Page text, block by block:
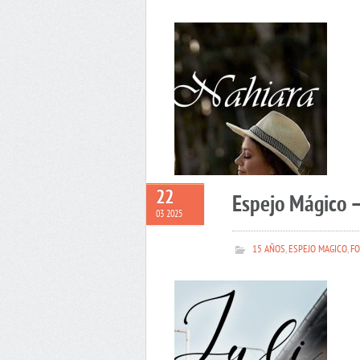
22
03 2025 Espejo Mágico
15 AÑOS,ESPEJO MAGICO,